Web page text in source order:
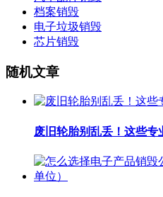
档案销毁
电子垃圾销毁
芯片销毁
随机文章
废旧轮胎别乱丢！这些专